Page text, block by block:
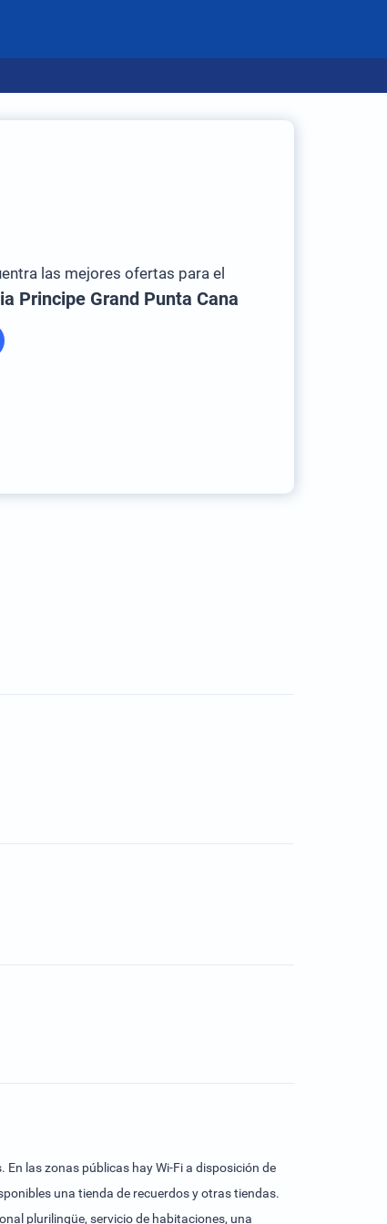
las mejores ofertas para el
Principe Grand Punta Cana
las zonas públicas hay Wi-Fi a disposición de
una tienda de recuerdos y otras tiendas.
plurilingüe, servicio de habitaciones, una